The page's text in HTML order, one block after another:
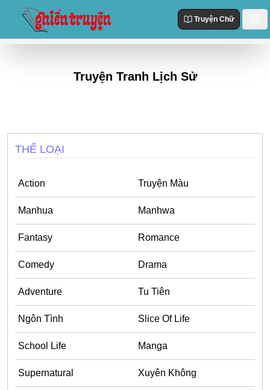
Truyện Chữ
Truyện Mới Cập Nhật
Truyện Hoàn Thành
Truyện Màu
Manhua
Manhwa
Romance
Comedy
Drama
Adventure
Ngôn Tình
School Life
Tùy Chỉnh
Đăng Nhập
Truyện Tranh Lịch Sử
THỂ LOẠI
Action Truyện Màu
Manhua Manhwa
Fantasy Romance
Comedy Drama
Adventure Tu Tiên
Ngôn Tình Slice Of Life
School Life Manga
Supernatural Xuyên Không